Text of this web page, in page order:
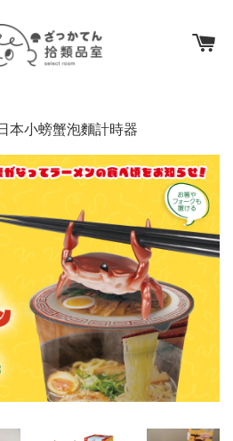
本小螃蟹泡麵計時器